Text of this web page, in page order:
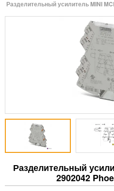
Разделительный усилитель MINI
Разделительный
2902042